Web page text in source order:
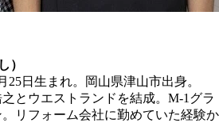
）
25日生まれ。岡山県津山市出身。
とウエストランドを結成。M-1グラ
リフォーム会社に勤めていた経験か